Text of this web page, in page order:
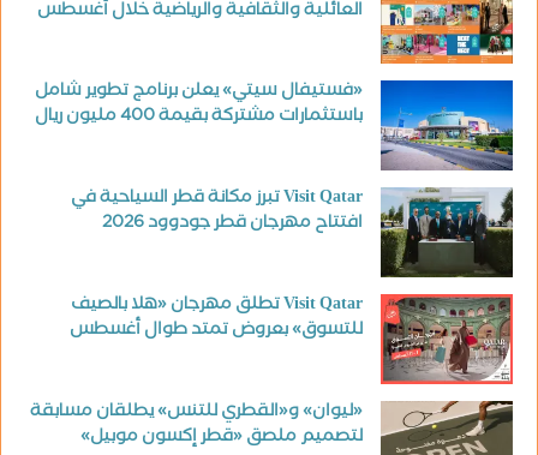
العائلية والثقافية والرياضية خلال أغسطس
«فستيفال سيتي» يعلن برنامج تطوير شامل
باستثمارات مشتركة بقيمة 400 مليون ريال
Visit Qatar تبرز مكانة قطر السياحية في
افتتاح مهرجان قطر جودوود 2026
Visit Qatar تطلق مهرجان «هلا بالصيف
للتسوق» بعروض تمتد طوال أغسطس
«ليوان» و«القطري للتنس» يطلقان مسابقة
لتصميم ملصق «قطر إكسون موبيل»